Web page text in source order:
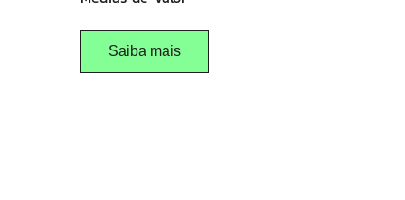
Saiba mais